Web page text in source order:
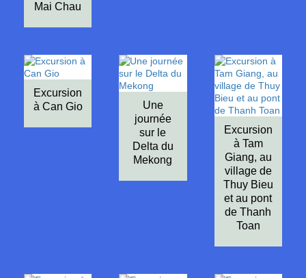
Mai Chau
Excursion
à Can Gio
Une
journée
sur le
Delta du
Mekong
Excursion
à Tam
Giang, au
village de
Thuy Bieu
et au pont
de Thanh
Toan